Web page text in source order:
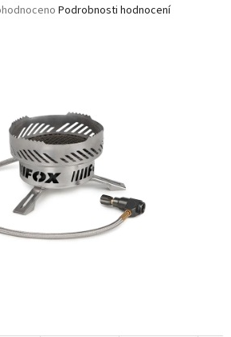
Podrobnosti hodnocení